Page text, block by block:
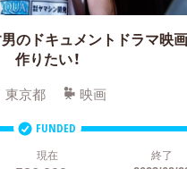
のドキュメントドラマ映
作りたい！
東京都 映画
FUNDED
現在 終了